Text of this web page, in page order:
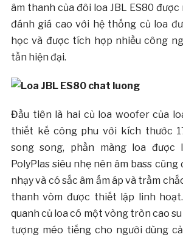
âm thanh của đôi loa JBL ES80
đánh giá cao với hệ thống củ loa
học và được tích hợp nhiều công
tần hiện đại.
Đầu tiên là hai củ loa woofer của
thiết kế công phu với kích thước
song song, phần màng loa được
PolyPlas siêu nhẹ nên âm bass
nhạy và có sắc âm ấm áp và trầm
thanh vòm được thiết lập linh
quanh củ loa có một vòng tròn cao
tượng méo tiếng cho người dùng